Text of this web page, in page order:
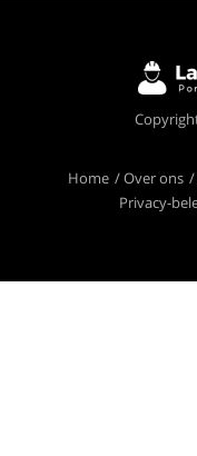
Home Over ons
Privacy-